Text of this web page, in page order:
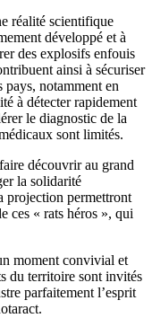
réalité scientifique
développé et à
des explosifs enfouis
ainsi à sécuriser
pays, notamment en
à détecter rapidement
le diagnostic de la
sont limités.
découvrir au grand
la solidarité
projection permettront
ces « rats héros », qui
moment convivial et
du territoire sont invités
parfaitement l’esprit